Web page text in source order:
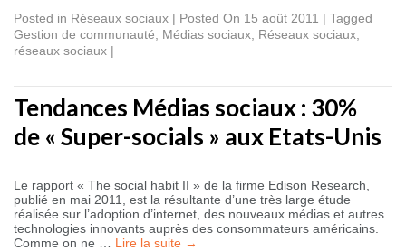
Posted in Réseaux sociaux | Posted On 15 août 2011 | Tagged
Gestion de communauté
Médias sociaux Réseaux sociaux
réseaux sociaux |
Tendances Médias sociaux : 30%
de « Super-socials » aux Etats-Unis
Le rapport « The social habit II » de la firme Edison Research,
publié en mai 2011, est la résultante d’une très large étude
réalisée sur l’adoption d’internet, des nouveaux médias et autres
technologies innovants auprès des consommateurs américains.
Comme on ne … Lire la suite →